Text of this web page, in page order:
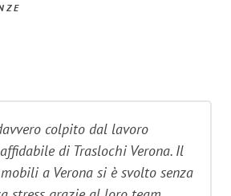
colpito dal lavoro
di Traslochi Verona. Il
a Verona si è svolto senza